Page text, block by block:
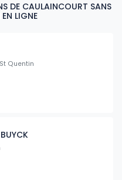
DE CAULAINCOURT SANS
LIGNE
Quentin